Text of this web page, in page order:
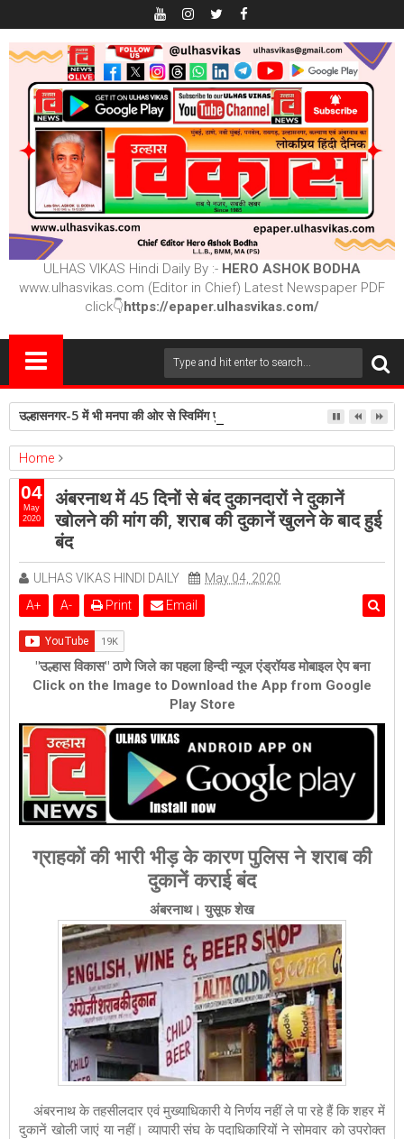
ULHAS VIKAS Hindi Daily By :- HERO ASHOK BODHA
www.ulhasvikas.com (Editor in Chief) Latest Newspaper PDF
click👇https://epaper.ulhasvikas.com/
उल्हासनगर-5 में भी मनपा की ओर से स्विमिंग पुल सुविधा हो- शेरी लुंड
Home
ambernath
Featured
अंबरनाथ में 45 दिनों से बंद दुकानदारों ने दुकानें खोलने की मांग की, शराब की दुकानें
खुलने के बाद हुई बंद
अंबरनाथ में 45 दिनों से बंद दुकानदारों ने दुकानें
खोलने की मांग की, शराब की दुकानें खुलने के बाद हुई
बंद
ULHAS VIKAS HINDI DAILY
May 04, 2020
A+ A- Print Email
"उल्हास विकास" ठाणे जिले का पहला हिन्दी न्यूज एंड्रॉयड मोबाइल ऐप बना
Click on the Image to Download the App from Google
Play Store
ग्राहकों की भारी भीड़ के कारण पुलिस ने शराब की
दुकानें कराई बंद
अंबरनाथ। युसूफ शेख
अंबरनाथ के तहसीलदार एवं मुख्याधिकारी ये निर्णय नहीं ले पा रहे हैं कि शहर में
दुकानें खोली जाएं या नहीं। व्यापारी संघ के पदाधिकारियों ने सोमवार को उपरोक्त
04
May
2020